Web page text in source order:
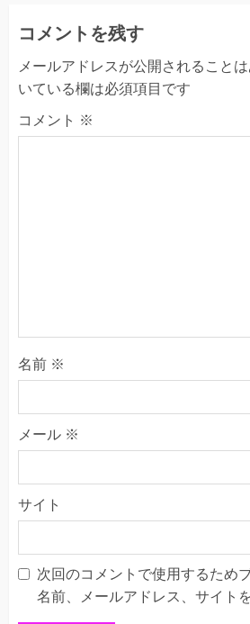
コメントを残す
メールアドレスが公開されることは
いている欄は必須項目です
コメント ※
名前 ※
メール ※
サイト
次回のコメントで使用するため
名前、メールアドレス、サイト